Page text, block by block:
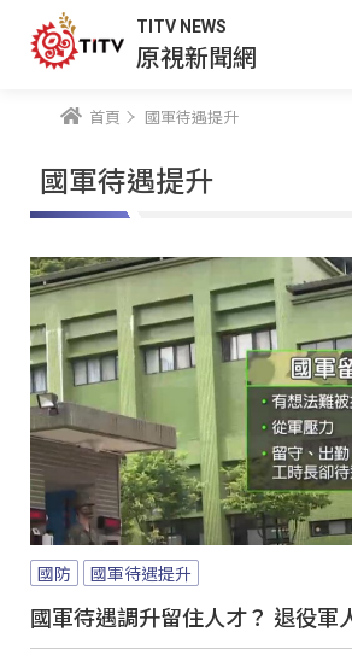
TITV NEWS
原視新聞網
首頁 國軍待遇提升
國軍待遇提升
國防 國軍待遇提升
國軍待遇調升留住人才？ 退役軍